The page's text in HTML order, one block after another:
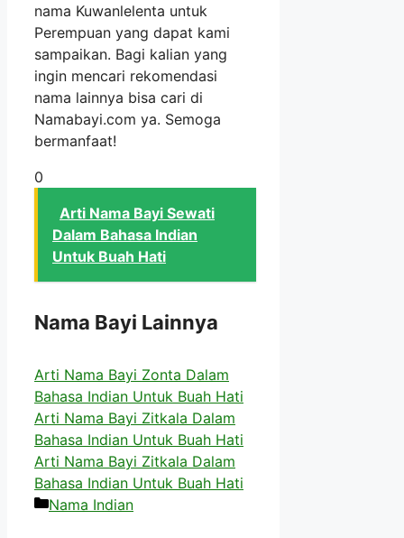
nama Kuwanlelenta untuk
Perempuan yang dapat kami
sampaikan. Bagi kalian yang
ingin mencari rekomendasi
nama lainnya bisa cari di
Namabayi.com ya. Semoga
bermanfaat!
0
Arti Nama Bayi Sewati
Dalam Bahasa Indian
Untuk Buah Hati
Nama Bayi Lainnya
Arti Nama Bayi Zonta Dalam
Bahasa Indian Untuk Buah Hati
Arti Nama Bayi Zitkala Dalam
Bahasa Indian Untuk Buah Hati
Arti Nama Bayi Zitkala Dalam
Bahasa Indian Untuk Buah Hati
Kategori
Nama Indian